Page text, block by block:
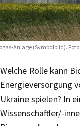
Anlage (Symbolbild).
Welche Rolle kann
Energieversorgung
Ukraine spielen? In
Wissenschaftler/-